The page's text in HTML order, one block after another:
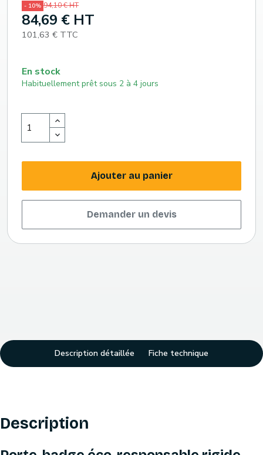
- 10% 94,10 € HT
84,69 € HT
101,63 € TTC
En stock
Habituellement prêt sous 2 à 4 jours
Ajouter au panier
Demander un devis
Description détaillée Fiche technique
Description